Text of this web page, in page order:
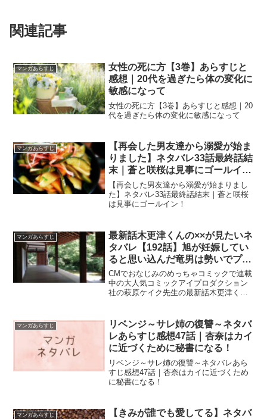
関連記事
マンガあらすじ
女性の死に方【3巻】あらすじと
感想｜20代を過ぎたら体の変化に
敏感になって
女性の死に方【3巻】あらすじと感想｜20
代を過ぎたら体の変化に敏感になって
マンガあらすじ
【再会した男友達から溺愛が始ま
りました】ネタバレ33話最終話結
末｜蒼と咲桜は見事にゴールイ
ン！
【再会した男友達から溺愛が始まりまし
た】ネタバレ33話最終話結末｜蒼と咲桜
は見事にゴールイン！
マンガあらすじ
最新話木更津くんの××が見たいネ
タバレ【192話】旭が妊娠してい
ると思い込んだ竜男は勢いでプロ
ポーズ!?
CMでおなじみのめっちゃコミックで連載
中の大人気コミックアイプロダクション
社の萩原ケイク先生の最新話木更津くん
ロポーズ!?
マンガあらすじ
リベンジ～サレ姉の復讐～ネタバ
レあらすじ感想47話｜杏奈はカイ
に近づくために秘書になる！
リベンジ～サレ姉の復讐～ネタバレあら
すじ感想47話｜杏奈はカイに近づくため
に秘書になる！
マンガあらすじ
【きみが誰でも愛してる】ネタバ